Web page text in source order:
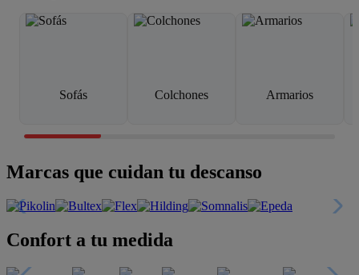
Sofás Colchones Armarios
Marcas que cuidan tu descanso
Confort a tu medida